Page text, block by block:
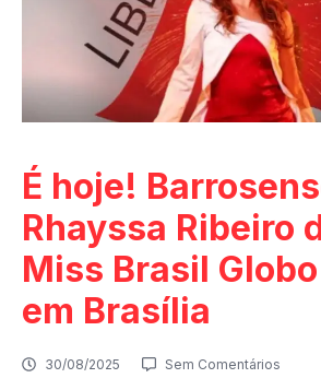
É hoje!
Rhayssa Ribeiro
Miss Brasil
em Brasília
30/08/2025 Sem Comentários